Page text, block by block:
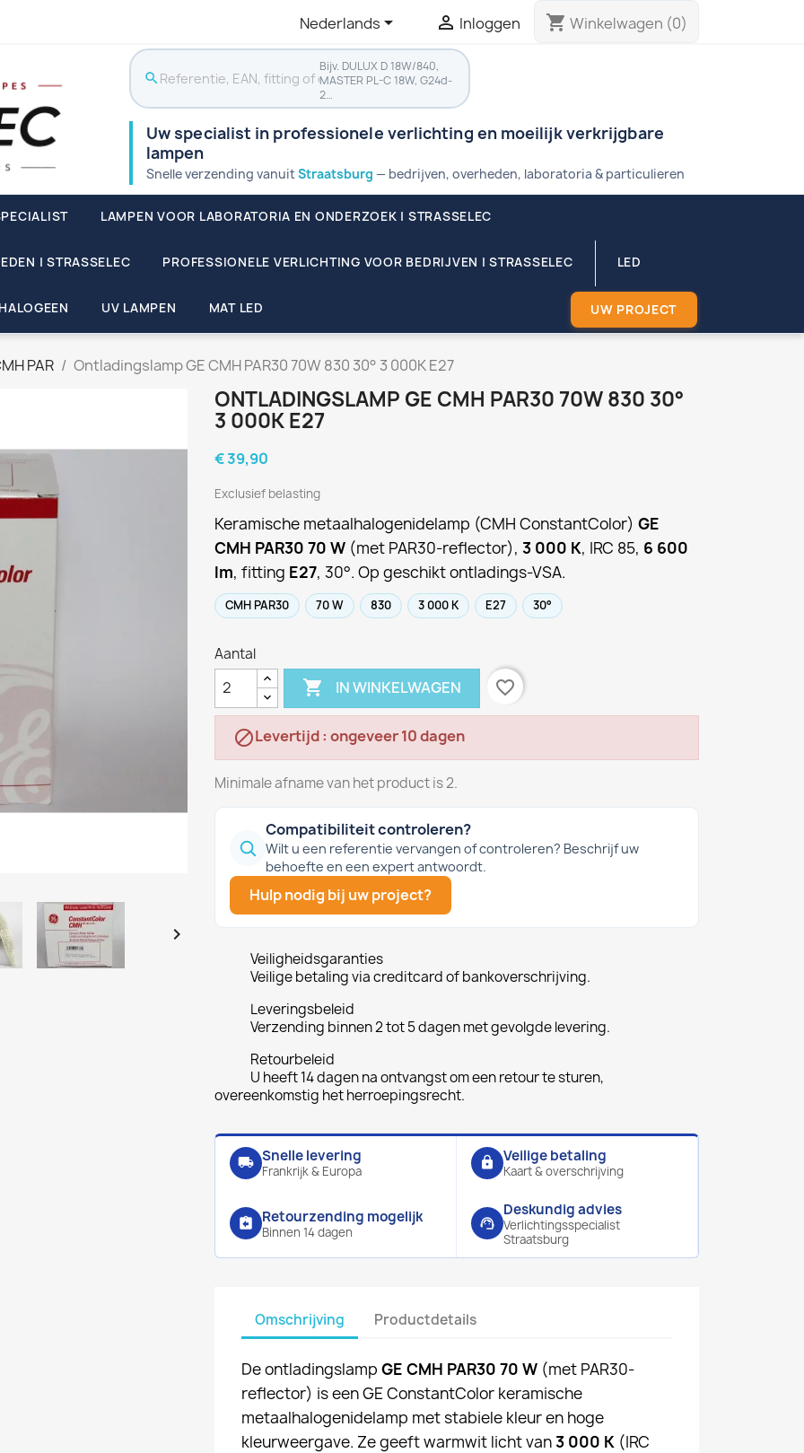
Nederlands  Inloggen shopping_cart Winkelwagen (0)
search
Bijv. DULUX D 18W/840,
MASTER PL-C 18W, G24d-
2…
Uw specialist in professionele verlichting en moeilijk verkrijgbare
lampen
Snelle verzending vanuitStraatsburg — bedrijven, overheden, laboratoria & particulieren
LAMPEN VOOR LABORATORIA EN ONDERZOEK | STRASSELEC
| STRASSELEC PROFESSIONELE VERLICHTING VOOR BEDRIJVEN | STRASSELEC LED
UV LAMPEN MAT LED UW PROJECT
PAR Ontladingslamp GE CMH PAR30 70W 830 30° 3 000K E27

ONTLADINGSLAMP GE CMH PAR30 70W 830 30°
3 000K E27
€ 39,90
Exclusief belasting
Keramische metaalhalogenidelamp (CMH ConstantColor) GE
CMH PAR30 70 W (met PAR30-reflector), 3 000 K, IRC 85, 6 600
lm, fitting E27, 30°. Op geschikt ontladings-VSA.
CMH PAR30 70 W 830 3 000 K E27 30°
Aantal
 IN WINKELWAGEN favorite_border
Levertijd : ongeveer 10 dagen
Minimale afname van het product is 2.
Compatibiliteit controleren?
Wilt u een referentie vervangen of controleren? Beschrijf uw
behoefte en een expert antwoordt.
Hulp nodig bij uw project?
Veiligheidsgaranties
Veilige betaling via creditcard of bankoverschrijving.
Leveringsbeleid
Verzending binnen 2 tot 5 dagen met gevolgde levering.
Retourbeleid
U heeft 14 dagen na ontvangst om een retour te sturen,
overeenkomstig het herroepingsrecht.
local_shipping Snelle levering
Frankrijk & Europa
lock Veilige betaling
Kaart & overschrijving
assignment_return Retourzending mogelijk
Binnen 14 dagen
support_agent
Deskundig advies
Verlichtingsspecialist
Straatsburg
Omschrijving Productdetails
De ontladingslamp GE CMH PAR30 70 W (met PAR30-
reflector) is een GE ConstantColor keramische
metaalhalogenidelamp met stabiele kleur en hoge
kleurweergave. Ze geeft warmwit licht van3 000 K (IRC